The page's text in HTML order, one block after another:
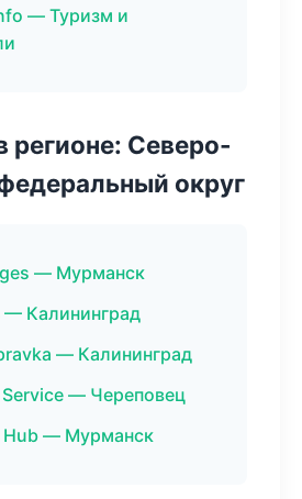
— Туризм и
регионе: Северо-
округ
— Мурманск
Калининград
— Калининград
— Череповец
Hub — Мурманск